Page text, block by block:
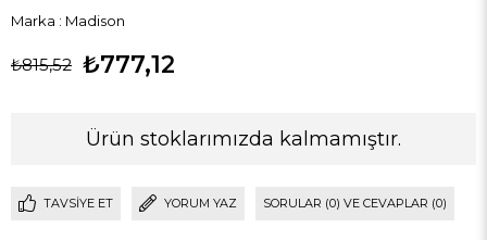
Marka : Madison
₺815,52 ₺777,12
Ürün stoklarımızda kalmamıştır.
TAVSIYE ET YORUM YAZ SORULAR (0) VE CEVAPLAR (0)